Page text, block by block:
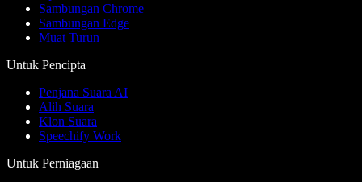
Sambungan Chrome
Sambungan Edge
Muat Turun
Untuk Pencipta
Penjana Suara AI
Alih Suara
Klon Suara
Speechify Work
Untuk Perniagaan